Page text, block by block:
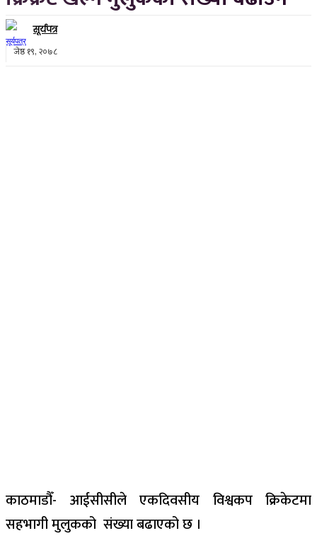
सूर्यपत्र
जेष्ठ १९, २०७८
काठमाडौँ- आईसीसीले एकदिवसीय विश्वकप क्रिकेटमा
सहभागी मुलुकको संख्या बढाएको छ ।